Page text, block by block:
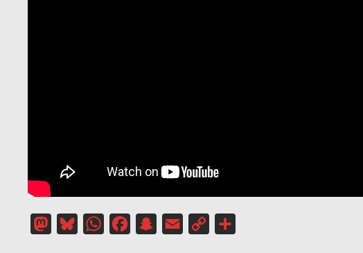
MastodonBlueskyWhatsAppFacebookSnapchat
Email
Copy